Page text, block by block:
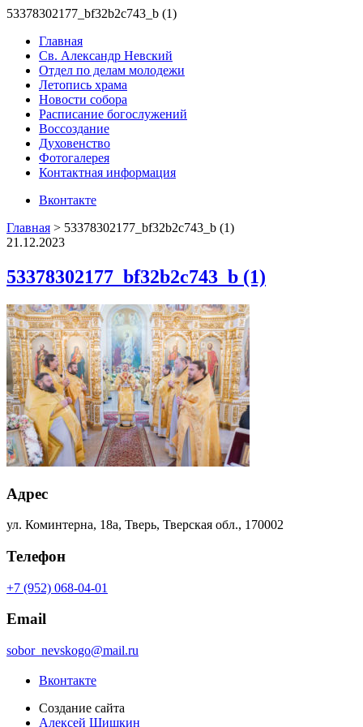
53378302177_bf32b2c743_b (1)
Главная
Св. Александр Невский
Отдел по делам молодежи
Летопись храма
Новости собора
Расписание богослужений
Воссоздание
Духовенство
Фотогалерея
Контактная информация
Вконтакте
Главная > 53378302177_bf32b2c743_b (1)
21.12.2023
53378302177_bf32b2c743_b (1)
Адрес
ул. Коминтерна, 18а, Тверь, Тверская обл., 170002
Телефон
+7 (952) 068-04-01
Email
sobor_nevskogo@mail.ru
Вконтакте
Создание сайта
Алексей Шишкин